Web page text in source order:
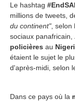
Le hashtag
millions de tweets,
du continent", selon
sociaux panafricain,
policières au
étaient le sujet le
d'après-midi, selon
Dans ce pays où la